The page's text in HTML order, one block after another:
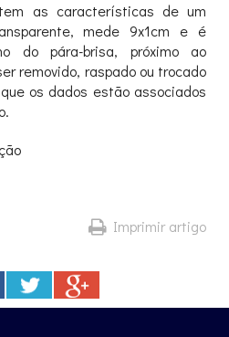
as características de um
mede 9x1cm e é
do pára-brisa, próximo ao
removido, raspado ou trocado
os dados estão associados
Imprimir artigo